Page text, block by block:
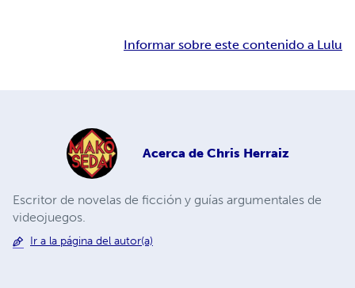
Informar sobre este contenido a Lulu
Acerca de Chris Herraiz
Escritor de novelas de ficción y guías argumentales de
videojuegos.
Ir a la página del autor(a)